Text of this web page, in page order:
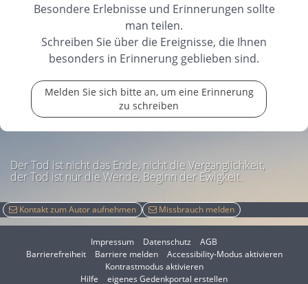
Besondere Erlebnisse und Erinnerungen sollte
man teilen.
Schreiben Sie über die Ereignisse, die Ihnen
besonders in Erinnerung geblieben sind.
Melden Sie sich bitte an, um eine Erinnerung
zu schreiben
Der Tod ist nicht das Ende, nicht die Vergänglichkeit,
der Tod ist nur die Wende, Beginn der Ewigkeit.
Kontakt zum Autor aufnehmen Missbrauch melden
Impressum Datenschutz
AGB
Barrierefreiheit
Barriere melden
I
m
A
Accessibility-Modus aktivieren
I
m
Kontrastmodus aktivieren
Hilfe
eigenes Gedenkportal erstellen